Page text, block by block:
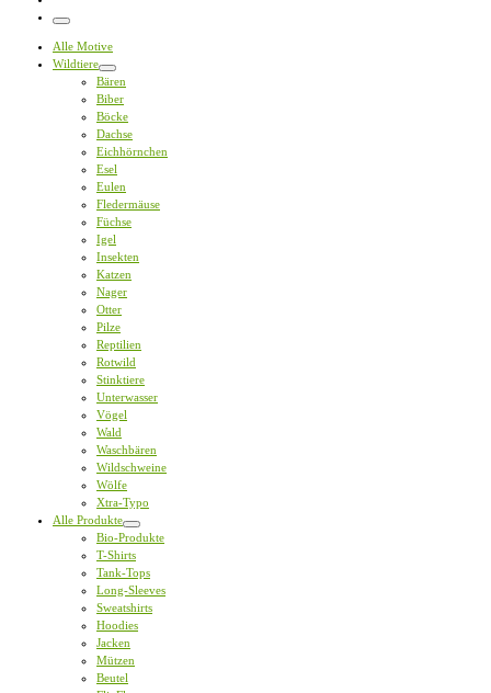
Menü
Alle Motive
Wildtiere
Bären
Biber
Böcke
Dachse
Eichhörnchen
Esel
Eulen
Fledermäuse
Füchse
Igel
Insekten
Katzen
Nager
Otter
Pilze
Reptilien
Rotwild
Stinktiere
Unterwasser
Vögel
Wald
Waschbären
Wildschweine
Wölfe
Xtra-Typo
Alle Produkte
Bio-Produkte
T-Shirts
Tank-Tops
Long-Sleeves
Sweatshirts
Hoodies
Jacken
Mützen
Beutel